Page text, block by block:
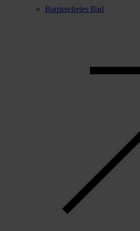
Barrierefreies Bad